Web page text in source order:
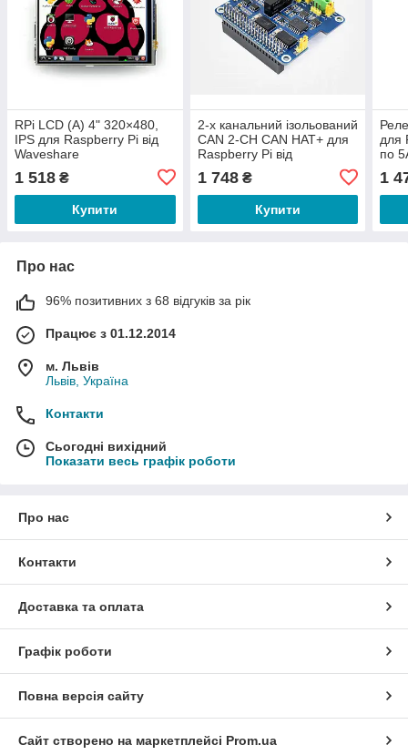
RPi LCD (A) 4" 320×480,
IPS для Raspberry Pi від
Waveshare
1 518 ₴
Купити
2-х канальний ізольований
CAN 2-CH CAN HAT+ для
Raspberry Pi від
1 748₴
Купити
для
по
1
Про нас
96% позитивних з 68 відгуків за рік
Працює з 01.12.2014
м. Львів
Львів, Україна
Контакти
Сьогодні вихідний
Показати весь графік роботи
Про нас
Контакти
Доставка та оплата
Графік роботи
Повна версія сайту
Сайт створено на маркетплейсі Prom.ua